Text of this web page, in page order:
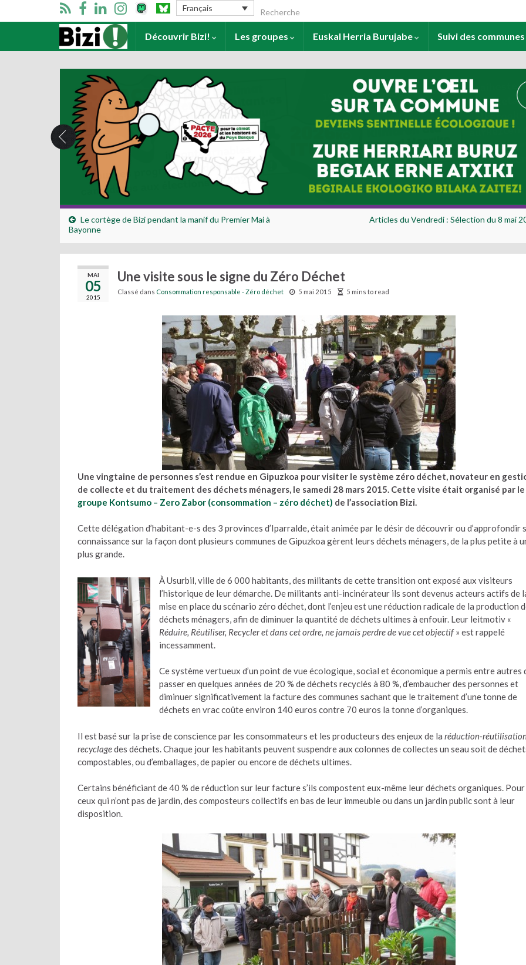
Français Search for:
Accueil Découvrir Bizi! Les groupes Euskal Herria Burujabe Suivi des communes
Le cortège de Bizi pendant la manif du Premier Mai à
Bayonne
Articles du Vendredi : Sélection du 8 mai
MAI
05
2015
Une visite sous le signe du Zéro Déchet
Classé dans Consommation responsable - Zéro déchet 5 mai 2015 5 mins to read
Une vingtaine de personnes s’est rendue en Gipuzkoa pour visiter le système zéro déchet, novateur en
de collecte et du traitement des déchets ménagers, le samedi 28 mars 2015. Cette visite était organisé par le
groupe Kontsumo – Zero Zabor (consommation – zéro déchet) de l’association Bizi.
Cette délégation d’habitant-e-s des 3 provinces d’Iparralde, était animée par le désir de découvrir ou d’approfondir
connaissance sur la façon dont plusieurs communes de Gipuzkoa gèrent leurs déchets ménagers, de la plus petite à
plus grande.
À Usurbil, ville de 6 000 habitants, des militants de cette transition ont exposé aux visiteurs
l’historique de leur démarche. De militants anti-incinérateur ils sont devenus acteurs actifs de
mise en place du scénario zéro déchet, dont l’enjeu est une réduction radicale de la production
déchets ménagers, afin de diminuer la quantité de déchets ultimes à enfouir. Leur leitmotiv «
Réduire, Réutiliser, Recycler et dans cet ordre, ne jamais perdre de vue cet objectif» est rappelé
incessamment.
Ce système vertueux d’un point de vue écologique, social et économique a permis entre autres
passer en quelques années de 20 % de déchets recyclés à 80 %, d’embaucher des personnes et
diminuer significativement la facture des communes sachant que le traitement d’une tonne de
déchets en vrac coûte environ 140 euros contre 70 euros la tonne d’organiques.
Il est basé sur la prise de conscience par les consommateurs et les producteurs des enjeux de la réduction-
recyclagedes déchets. Chaque jour les habitants peuvent suspendre aux colonnes de collectes un seau soit de
compostables, ou d’emballages, de papier ou encore de déchets ultimes.
Certains bénéficiant de 40 % de réduction sur leur facture s’ils compostent eux-même leur déchets organiques. Pour
ceux qui n’ont pas de jardin, des composteurs collectifs en bas de leur immeuble ou dans un jardin public sont à leur
disposition.